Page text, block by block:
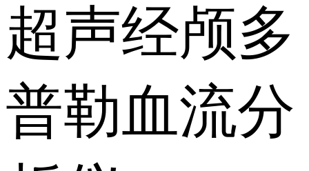
超声经颅多
普勒血流分